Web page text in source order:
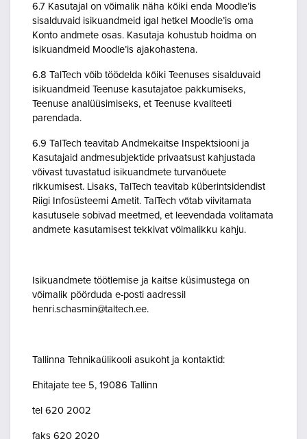
6.7 Kasutajal on võimalik näha kõiki enda Moodle’is
sisalduvaid isikuandmeid igal hetkel Moodle’is oma
Konto andmete osas. Kasutaja kohustub hoidma on
isikuandmeid Moodle’is ajakohastena.
6.8 TalTech võib töödelda kõiki Teenuses sisalduvaid
isikuandmeid Teenuse kasutajatoe pakkumiseks,
Teenuse analüüsimiseks, et Teenuse kvaliteeti
parendada.
6.9 TalTech teavitab Andmekaitse Inspektsiooni ja
Kasutajaid andmesubjektide privaatsust kahjustada
võivast tuvastatud isikuandmete turvanõuete
rikkumisest. Lisaks, TalTech teavitab küberintsidendist
Riigi Infosüsteemi Ametit. TalTech võtab viivitamata
kasutusele sobivad meetmed, et leevendada volitamata
andmete kasutamisest tekkivat võimalikku kahju.
Isikuandmete töötlemise ja kaitse küsimustega on
võimalik pöörduda e-posti aadressil
henri.schasmin@taltech.ee.
Tallinna Tehnikaülikooli asukoht ja kontaktid:
Ehitajate tee 5, 19086 Tallinn
tel 620 2002
faks 620 2020